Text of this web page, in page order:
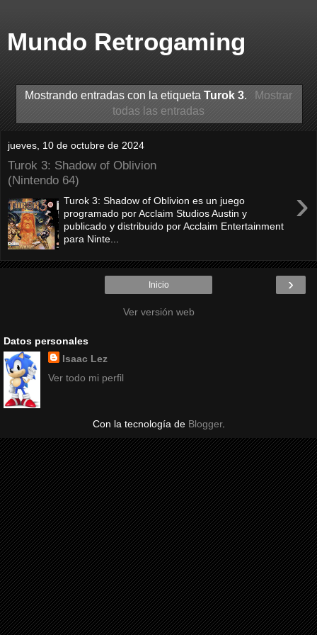
Mundo Retrogaming
Mostrando entradas con la etiquetaTurok 3.
Mostrar
todas las entradas
jueves, 10 de octubre de 2024
Turok 3: Shadow of Oblivion
(Nintendo 64)
›
Turok 3: Shadow of Oblivion es un juego
programado por Acclaim Studios Austin y
publicado y distribuido por Acclaim Entertainment
para Ninte...
›
Inicio
Ver versión web
Datos personales
Isaac Lez
Ver todo mi perfil
Con la tecnología de Blogger.